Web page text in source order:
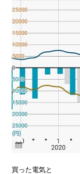
買った電気と